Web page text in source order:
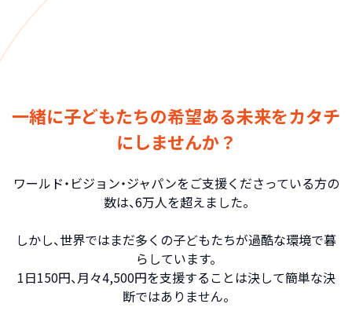
一緒に子どもたちの希望ある未来をカタチ
にしませんか？
ワールド・ビジョン・ジャパンをご支援くださっている方の
数は、6万人を超えました。
しかし、世界ではまだ多くの子どもたちが過酷な環境で暮
らしています。
1日150円、月々4,500円を支援することは決して簡単な決
断ではありません。